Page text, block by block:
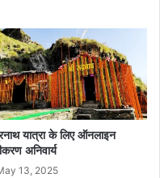
यात्रा के लिए ऑनलाइन
अनिवार्य
13, 2025